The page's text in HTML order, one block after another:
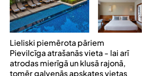
Lieliski piemērota pāriem
Pievilcīga atrašanās vieta - lai arī
atrodas mierīgā un klusā rajonā,
tomēr galvenās apskates vietas